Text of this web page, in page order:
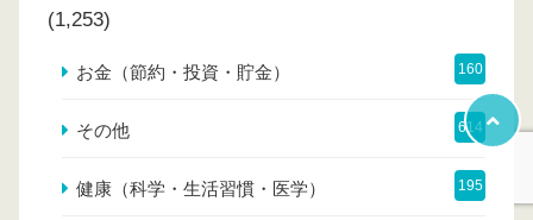
(1,253)
お金（節約・投資・貯金） 160
その他 614
健康（科学・生活習慣・医学） 195